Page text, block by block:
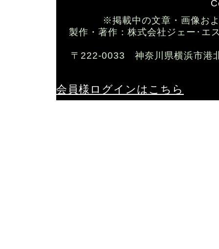
※掲載中の文章・画像お
製作・著作：株式会社ジェー･
〒222-0033 神奈川県横浜市港
会員様ログインはこちら